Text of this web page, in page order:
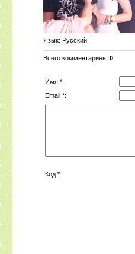
Язык: Русский
Всего комментариев:0
Имя *:
Email *:
Код *: